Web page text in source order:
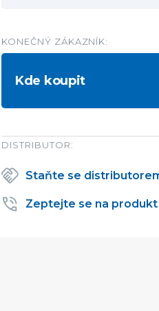
KONEČNÝ ZÁKAZNÍK:
Kde koupit
DISTRIBUTOR:
Staňte se
Zeptejte se na produkt